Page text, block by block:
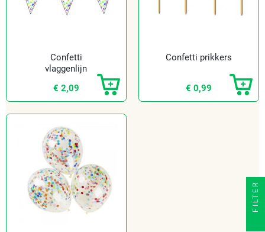
Confetti
vlaggenlijn
€ 2,09
Confetti prikkers
€ 0,99
FILTER